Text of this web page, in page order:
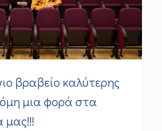
βραβείο καλύτερης
μια φορά στα
μας!!!